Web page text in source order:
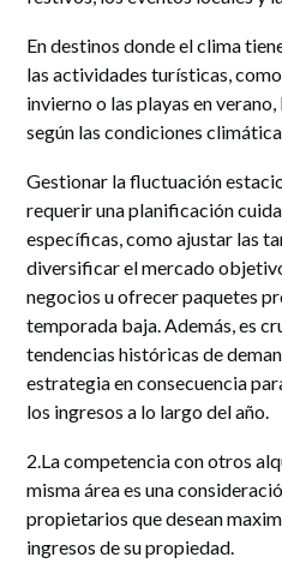
En destinos donde el clima
las actividades turísticas,
invierno o las playas en
según las condiciones
Gestionar la fluctuación
requerir una planificación
específicas, como ajustar las
diversificar el mercado
negocios u ofrecer paquetes
temporada baja. Además, es
tendencias históricas de
estrategia en consecuencia
los ingresos a lo largo del año.
2.La competencia con otros
misma área es una
propietarios que desean
ingresos de su propiedad.